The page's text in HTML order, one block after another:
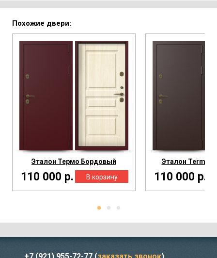
Похожие двери:
Эталон Термо Бордовый
110 000 р.
Эталон Termo
110 000 р.
+7 (921) 955-72-77 (заказать звонок)